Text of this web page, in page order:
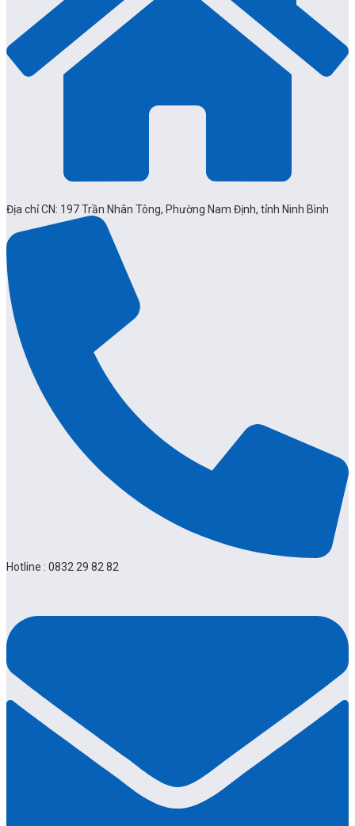
Địa chỉ CN: 197 Trần Nhân Tông, Phường Nam Định, tỉnh Ninh Bình
Hotline : 0832 29 82 82